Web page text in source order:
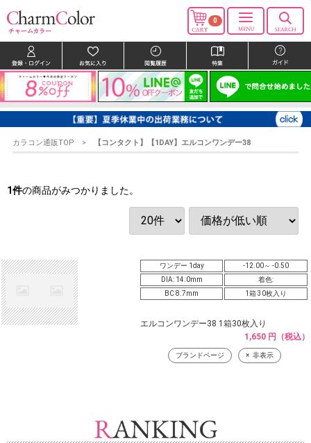
0
カラコン通販TOP 【コンタクト】【1DAY】エルコンワンデー38
1件の商品がみつかりました。
ワンデー 1day
-12.00～ -0.50
DIA: 14.0mm
着色:
BC 8.7mm
1箱 30枚入り
エルコンワンデー38 1箱30枚入り
1,650 円（税込）
ブランドページ 非表示